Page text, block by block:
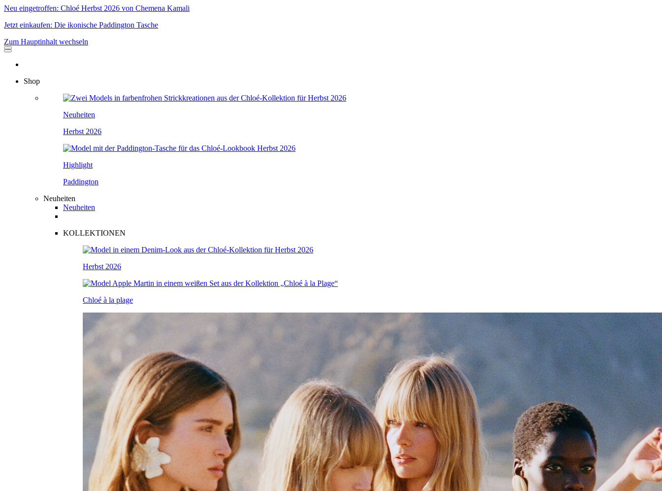
Neu eingetroffen: Chloé Herbst 2026 von Chemena Kamali
Jetzt einkaufen: Die ikonische Paddington Tasche
Zum Hauptinhalt wechseln
Shop
Neuheiten
Herbst 2026
Highlight
Paddington
Neuheiten
Neuheiten
KOLLEKTIONEN
Herbst 2026
Chloé à la plage